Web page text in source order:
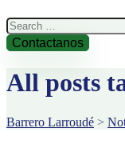
Search
for:
Contactanos
All posts
Barrero Larroudé >